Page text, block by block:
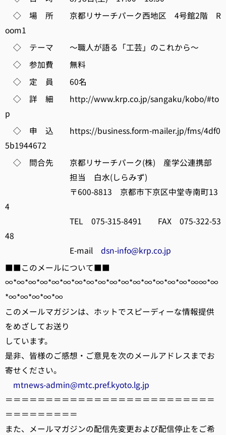
◇ 場 所 京都リサーチパーク西地区 4号館2階 R
oom1
◇ テーマ ～職人が語る「工芸」のこれから～
◇ 参加費 無料
◇ 定 員 60名
◇ 詳 細 http://www.krp.co.jp/sangaku/kobo/#to
p
◇ 申 込 https://business.form-mailer.jp/fms/4df0
5b1944672
◇ 問合先 京都リサーチパーク(株) 産学公連携部
担当 白水(しらみず)
〒600-8813 京都市下京区中堂寺南町13
4
TEL 075-315-8491 FAX 075-322-53
48
E-mail dsn-info@krp.co.jp
■■このメールについて■■
∞*∞*∞*∞*∞*∞*∞*∞*∞*∞*∞*∞*∞*∞*∞*∞*∞∞*∞
*∞*∞*∞*∞*∞
このメールマガジンは、ホットでスピーディーな情報提供
をめざしてお送り
しています。
是非、皆様のご感想・ご意見を次のメールアドレスまでお
寄せください。
mtnews-admin@mtc.pref.kyoto.lg.jp
＝＝＝＝＝＝＝＝＝＝＝＝＝＝＝＝＝＝＝＝＝＝＝＝＝＝
＝＝＝＝＝＝＝＝＝
また、メールマガジンの配信先変更および配信停止をご希